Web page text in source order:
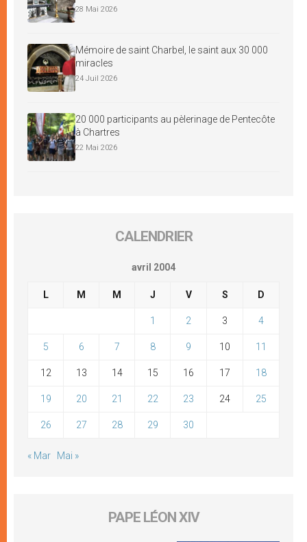
28 Mai 2026
Mémoire de saint Charbel, le saint aux 30 000
miracles
24 Juil 2026
20 000 participants au pèlerinage de Pentecôte
à Chartres
22 Mai 2026
CALENDRIER
avril 2004
L M M J V S D
1 2 3 4
5 6 7 8 9 10 11
12 13 14 15 16 17 18
19 20 21 22 23 24 25
26 27 28 29 30
« Mar Mai »
PAPE LÉON XIV